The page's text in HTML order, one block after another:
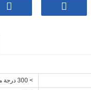
> 300 درجة مئوية (مضاءة)